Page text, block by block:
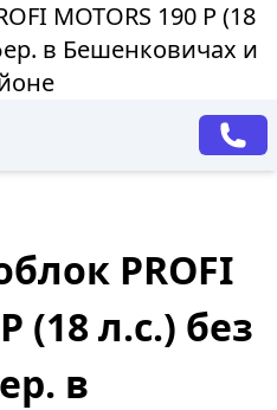
MOTORS 190 P (18
в Бешенковичах и
PROFI
(18 л.с.) без
в